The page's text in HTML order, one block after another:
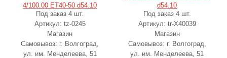
4/100.00 ET40-50 d54.10
Под заказ 4 шт.
Артикул: tz-0245
Магазин
Самовывоз: г. Волгоград,
ул. им. Менделеева, 51
d54.10
Под заказ 4 шт.
Артикул: tr-X40039
Магазин
Самовывоз: г. Волгоград,
ул. им. Менделеева, 51